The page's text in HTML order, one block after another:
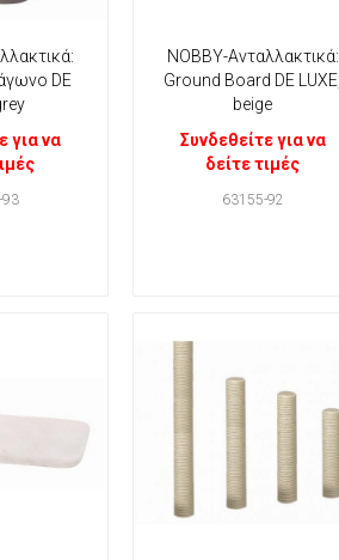
DE
για να
93
ΝΟΒΒΥ-Ανταλλακτικά:
Ground Board DE LUXE,
beige
Συνδεθείτε για να
δείτε τιμές
63155-92